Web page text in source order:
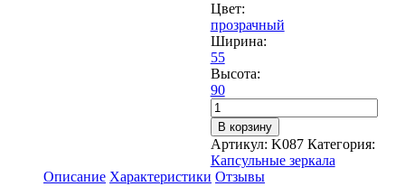
Цвет:
прозрачный
Ширина:
55
Высота:
90
Количество
товара
Зеркало
настенное
для
ванной
В корзину
Артикул: K087 Категория:
Капсульные зеркала
Описание Характеристики Отзывы